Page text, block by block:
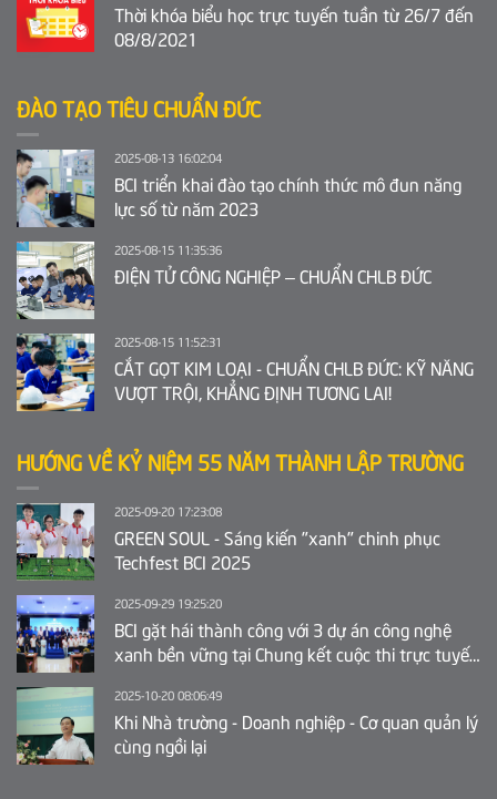
Thời khóa biểu học trực tuyến tuần từ 26/7 đến
08/8/2021
ĐÀO TẠO TIÊU CHUẨN ĐỨC
2025-08-13 16:02:04
BCI triển khai đào tạo chính thức mô đun năng
lực số từ năm 2023
2025-08-15 11:35:36
ĐIỆN TỬ CÔNG NGHIỆP – CHUẨN CHLB ĐỨC
2025-08-15 11:52:31
CẮT GỌT KIM LOẠI - CHUẨN CHLB ĐỨC: KỸ NĂNG
VƯỢT TRỘI, KHẲNG ĐỊNH TƯƠNG LAI!
HƯỚNG VỀ KỶ NIỆM 55 NĂM THÀNH LẬP TRƯỜNG
2025-09-20 17:23:08
GREEN SOUL - Sáng kiến "xanh" chinh phục
Techfest BCI 2025
2025-09-29 19:25:20
BCI gặt hái thành công với 3 dự án công nghệ
xanh bền vững tại Chung kết cuộc thi trực tuyến
2025-10-20 08:06:49
Khi Nhà trường - Doanh nghiệp - Cơ quan quản lý
cùng ngồi lại